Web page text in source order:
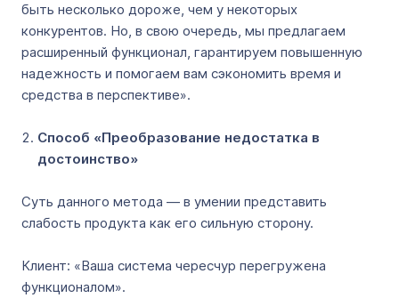
быть несколько дороже, чем у некоторых
конкурентов. Но, в свою очередь, мы предлагаем
расширенный функционал, гарантируем повышенную
надежность и помогаем вам сэкономить время и
средства в перспективе».
Способ «Преобразование недостатка в
достоинство»
Суть данного метода — в умении представить
слабость продукта как его сильную сторону.
Клиент: «Ваша система чересчур перегружена
функционалом».